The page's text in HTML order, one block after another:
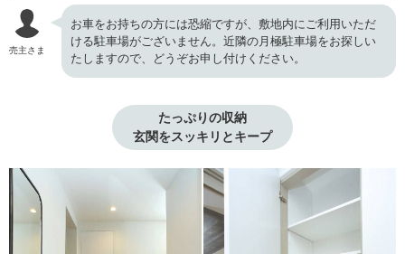
売主さま
お車をお持ちの方には恐縮ですが、敷地内にご利用いただ
ける駐車場がございません。近隣の月極駐車場をお探しい
たしますので、どうぞお申し付けください。
たっぷりの収納
玄関をスッキリとキープ